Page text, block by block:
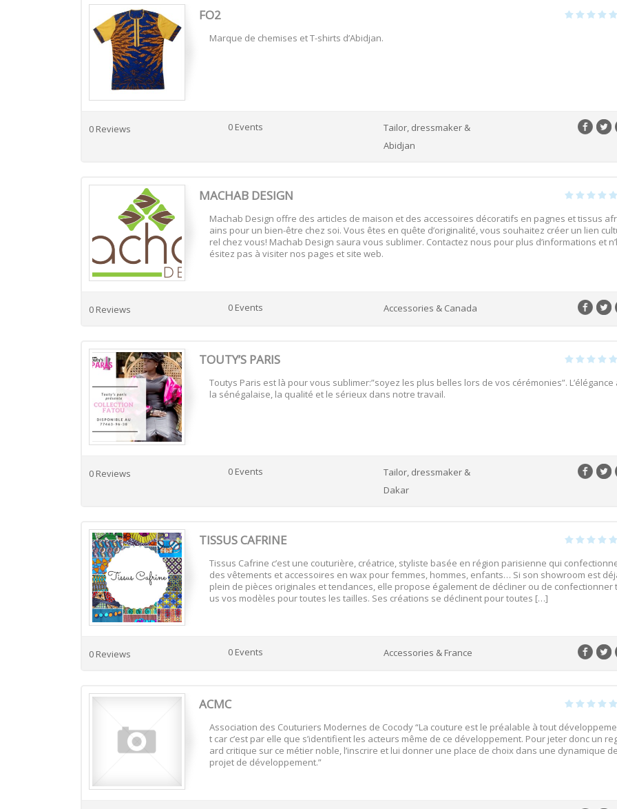
FO2
Marque de chemises et T-shirts d’Abidjan.
0 Reviews 0 Events
Tailor, dressmaker &
Abidjan
MACHAB DESIGN
Machab Design offre des articles de maison et des accessoires décoratifs en pagnes et tissus
ains pour un bien-être chez soi. Vous êtes en quête d’originalité, vous souhaitez créer un lien
rel chez vous! Machab Design saura vous sublimer. Contactez nous pour plus d’informations et
ésitez pas à visiter nos pages et site web.
0 Reviews 0 Events Accessories & Canada
TOUTY’S PARIS
Toutys Paris est là pour vous sublimer:”soyez les plus belles lors de vos cérémonies”. L’élégance
la sénégalaise, la qualité et le sérieux dans notre travail.
0 Reviews 0 Events
Tailor, dressmaker &
Dakar
TISSUS CAFRINE
Tissus Cafrine c’est une couturière, créatrice, styliste basée en région parisienne qui
des vêtements et accessoires en wax pour femmes, hommes, enfants… Si son showroom est
plein de pièces originales et tendances, elle propose également de décliner ou de confectionner
us vos modèles pour toutes les tailles. Ses créations se déclinent pour toutes […]
0 Reviews 0 Events Accessories & France
ACMC
Association des Couturiers Modernes de Cocody “La couture est le préalable à tout
t car c’est par elle que s’identifient les acteurs même de ce développement. Pour jeter donc un
ard critique sur ce métier noble, l’inscrire et lui donner une place de choix dans une dynamique de
projet de développement.”